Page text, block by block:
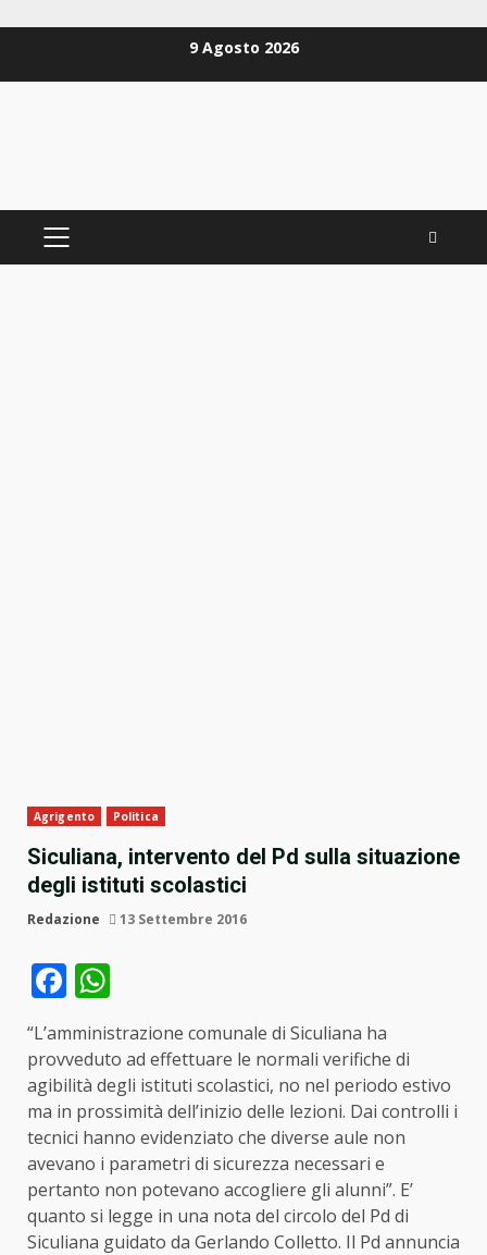
9 Agosto 2026
PRIMÄRES
Agrigento Politica
Siculiana, intervento del Pd sulla situazione
degli istituti scolastici
Redazione 13 Settembre 2016
Facebook
“L’amministrazione comunale di Siculiana ha
provveduto ad effettuare le normali verifiche di
agibilità degli istituti scolastici, no nel periodo estivo
ma in prossimità dell’inizio delle lezioni. Dai controlli i
tecnici hanno evidenziato che diverse aule non
avevano i parametri di sicurezza necessari e
pertanto non potevano accogliere gli alunni”. E’
quanto si legge in una nota del circolo del Pd di
Siculiana guidato da Gerlando Colletto. Il Pd annuncia